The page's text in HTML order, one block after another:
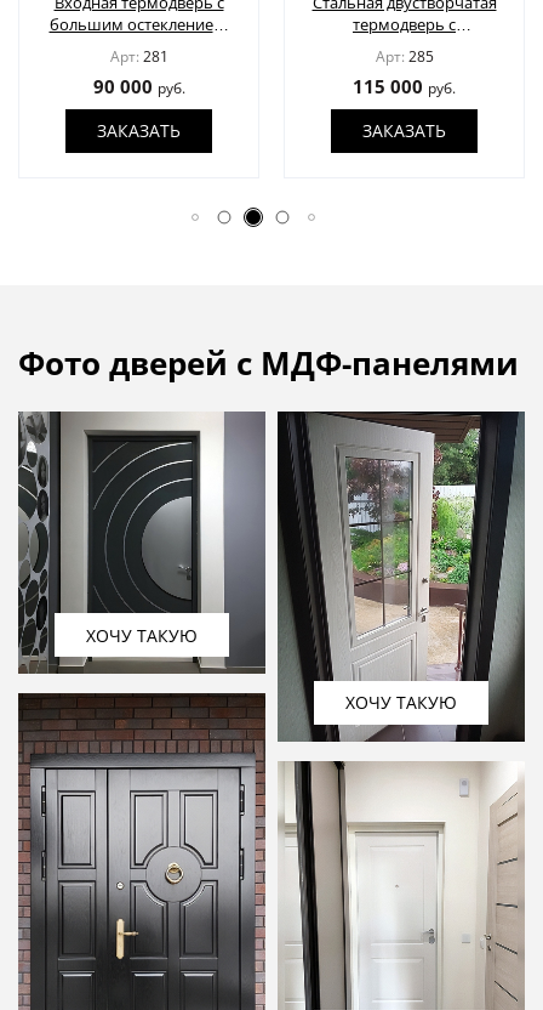
большим остеклением,
панелями МДФ цвета
графит
Арт: 281
90 000 руб.
ЗАКАЗАТЬ
термодверь с
отбойниками и
отделкой из панелей
МДФ
Арт: 285
115 000 руб.
ЗАКАЗАТЬ
Фото дверей с МДФ-панелями
ХОЧУ ТАКУЮ
ХОЧУ ТАКУЮ